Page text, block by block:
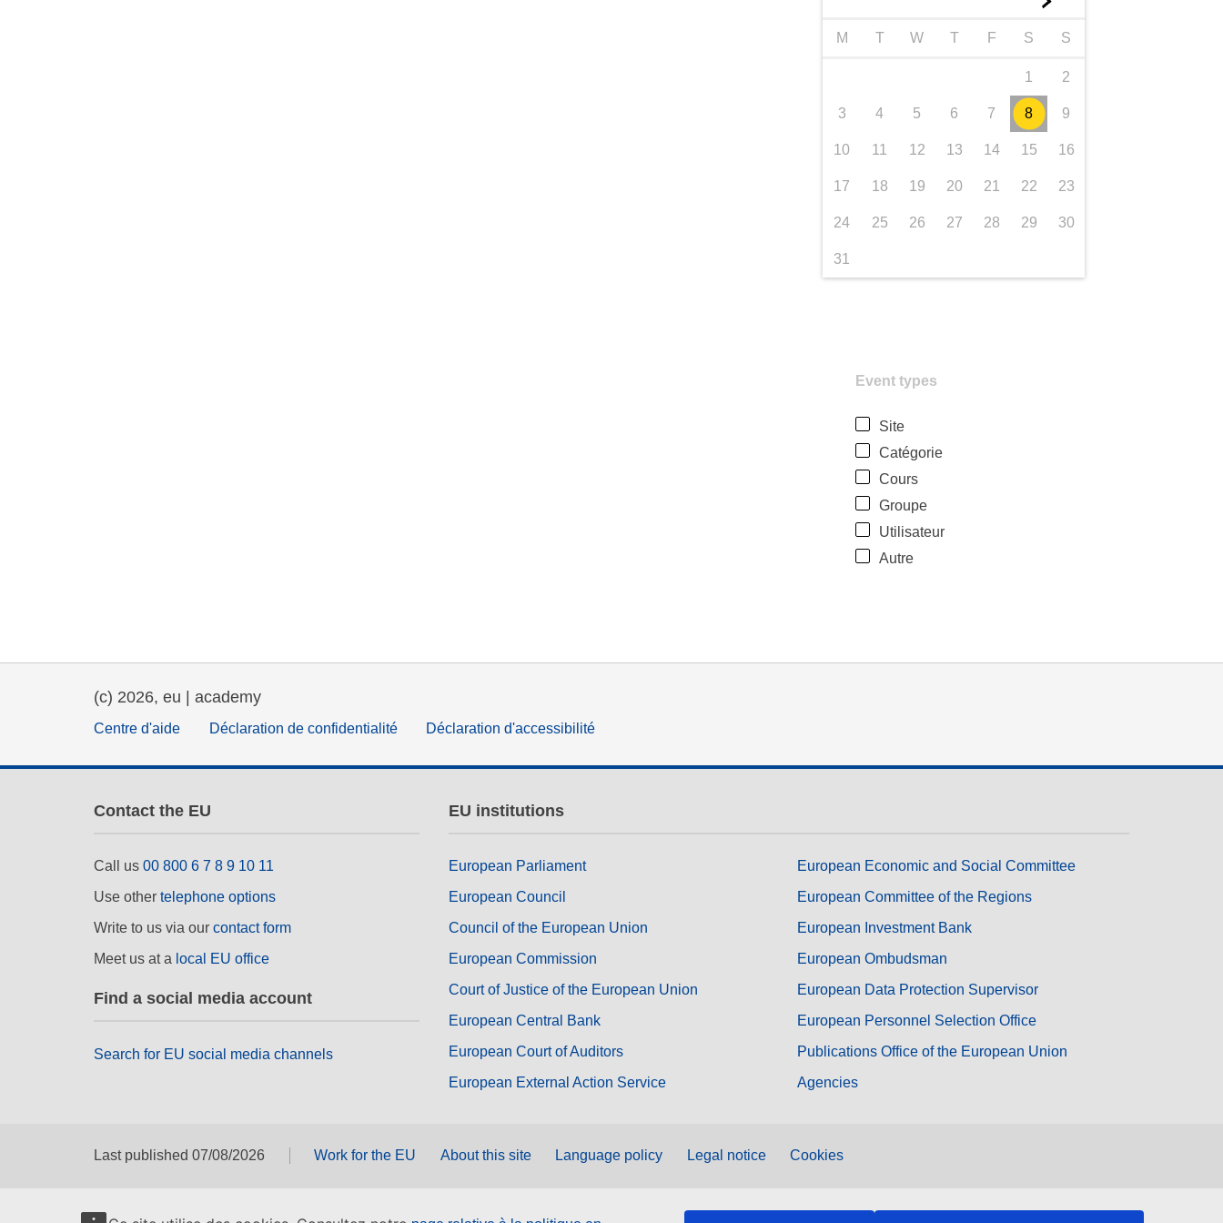
M T W T F S S
1 2
3 4 5 6 7 8 9
10 11 12 13 14 15 16
17 18 19 20 21 22 23
24 25 26 27 28 29 30
31
Event types
Site
Catégorie
Cours
Groupe
Utilisateur
Autre
(c) 2026, eu | academy
Centre d'aide Déclaration de confidentialité Déclaration d'accessibilité
Contact the EU
Call us 00 800 6 7 8 9 10 11
Use other telephone options
Write to us via our contact form
Meet us at a local EU office
Find a social media account
Search for EU social media channels
EU institutions
European Parliament
European Council
Council of the European Union
European Commission
Court of Justice of the European Union
European Central Bank
European Court of Auditors
European External Action Service
European Economic and Social Committee
European Committee of the Regions
European Investment Bank
European Ombudsman
European Data Protection Supervisor
European Personnel Selection Office
Publications Office of the European Union
Agencies
Last published 07/08/2026 Work for the EU About this site Language policy Legal notice Cookies